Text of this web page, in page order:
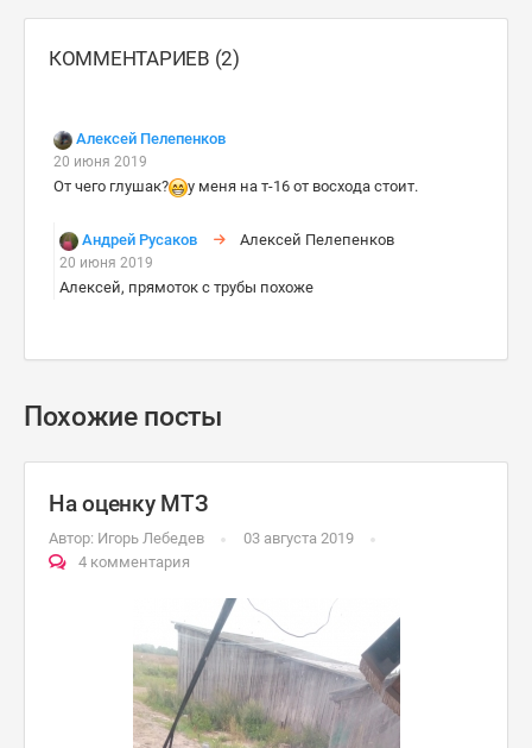
КОММЕНТАРИЕВ (2)
Алексей Пелепенков
20 июня 2019
От чего глушак? у меня на т-16 от восхода стоит.
Андрей Русаков Алексей Пелепенков
20 июня 2019
Алексей, прямоток с трубы похоже
Похожие посты
На оценку МТЗ
Автор: Игорь Лебедев
03 августа 2019
4 комментария